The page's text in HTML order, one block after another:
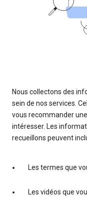
Nous collectons des
sein de nos services.
vous recommander
intéresser. Les
recueillons peuvent
Les termes que
Les vidéos que